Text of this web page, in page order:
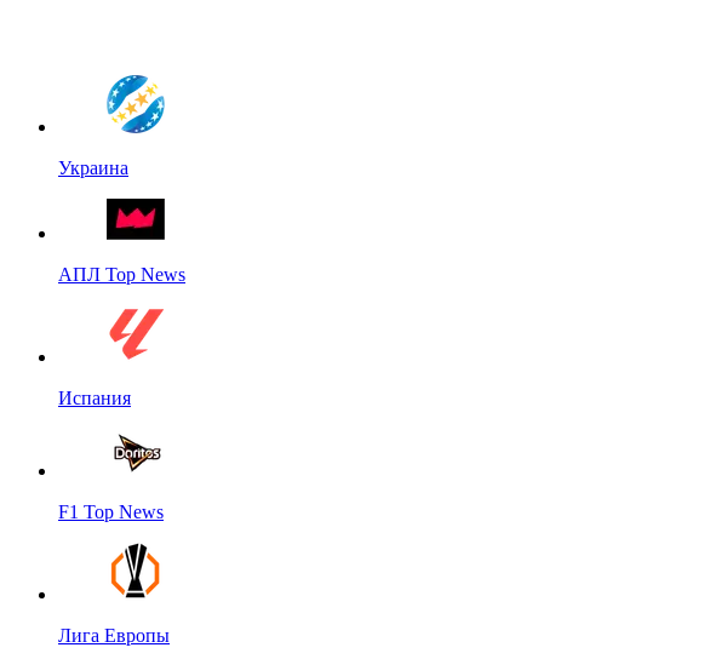
Украина
АПЛ Top News
Испания
F1 Top News
Лига Европы